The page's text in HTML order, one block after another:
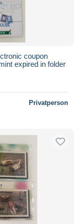
coupon
expired in folder
Privatperson